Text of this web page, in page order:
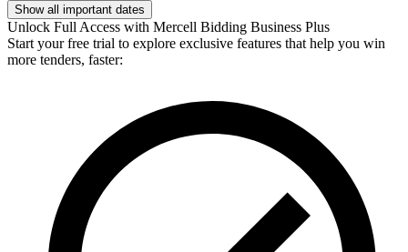
Show all important dates
Unlock Full Access with Mercell Bidding Business Plus
Start your free trial to explore exclusive features that help you win
more tenders, faster: